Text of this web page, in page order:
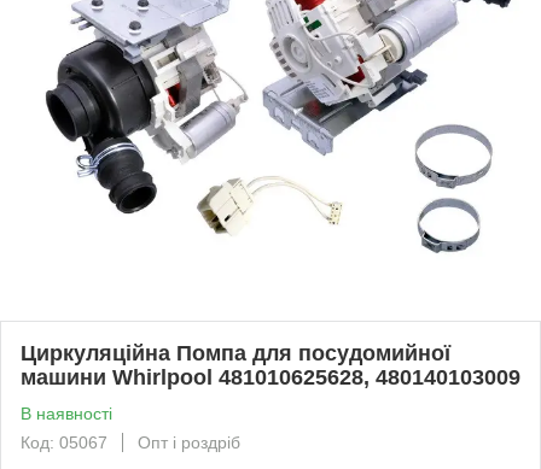
Циркуляційна Помпа для посудомийної
машини Whirlpool 481010625628, 480140103009
В наявності
Код: 05067
Опт і роздріб